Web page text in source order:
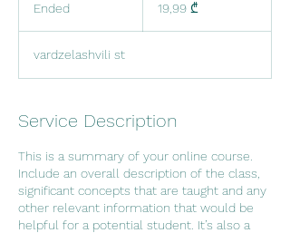
Ended
e
d
ლარი19,99 ₾
vardzelashvili st
Service Description
This is a summary of your online course.
Include an overall description of the class,
significant concepts that are taught and any
other relevant information that would be
helpful for a potential student. It’s also a